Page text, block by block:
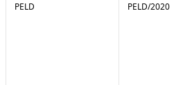
PELD PELD/2020